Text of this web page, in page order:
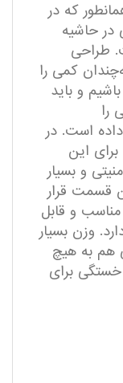
که در
در حاشیه
طراحی
کمی را
و باید
را
است. در
این
و بسیار
قسمت قرار
مناسب و قابل
وزن بسیار
گوشی هم به هیچ
برای